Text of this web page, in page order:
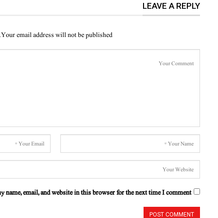
LEAVE A REPLY
Your email address will not be published.
name, email, and website in this browser for the next time I comment.